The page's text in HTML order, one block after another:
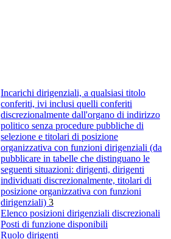
Incarichi dirigenziali, a qualsiasi titolo
conferiti, ivi inclusi quelli conferiti
discrezionalmente dall'organo di indirizzo
politico senza procedure pubbliche di
selezione e titolari di posizione
organizzativa con funzioni dirigenziali (da
pubblicare in tabelle che distinguano le
seguenti situazioni: dirigenti, dirigenti
individuati discrezionalmente, titolari di
posizione organizzativa con funzioni
dirigenziali) 3
Elenco posizioni dirigenziali discrezionali
Posti di funzione disponibili
Ruolo dirigenti